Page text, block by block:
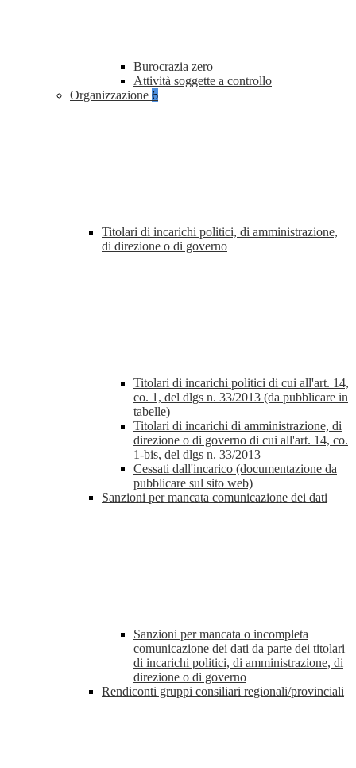
Burocrazia zero
Attività soggette a controllo
Organizzazione 6
Titolari di incarichi politici, di amministrazione,
di direzione o di governo
Titolari di incarichi politici di cui all'art. 14,
co. 1, del dlgs n. 33/2013 (da pubblicare in
tabelle)
Titolari di incarichi di amministrazione, di
direzione o di governo di cui all'art. 14, co.
1-bis, del dlgs n. 33/2013
Cessati dall'incarico (documentazione da
pubblicare sul sito web)
Sanzioni per mancata comunicazione dei dati
Sanzioni per mancata o incompleta
comunicazione dei dati da parte dei titolari
di incarichi politici, di amministrazione, di
direzione o di governo
Rendiconti gruppi consiliari regionali/provinciali